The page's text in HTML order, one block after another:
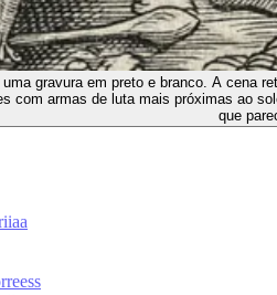
uma gravura em preto e branco. A cena
com armas de luta mais próximas ao
que
iiaa
rreess